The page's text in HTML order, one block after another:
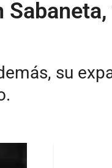
su